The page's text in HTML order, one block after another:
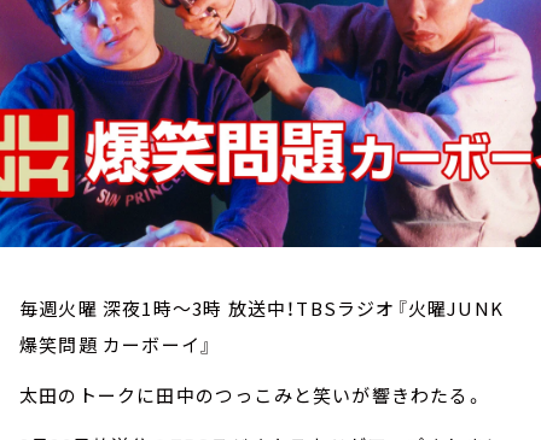
毎週火曜 深夜1時～3時 放送中！TBSラジオ『火曜JUNK
爆笑問題 カーボーイ』
太田のトークに田中のつっこみと笑いが響きわたる。